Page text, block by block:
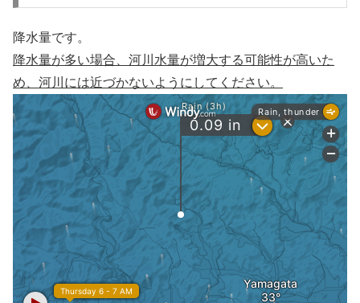
降水量です。
降水量が多い場合、河川水量が増大する可能性が高いた
め、河川には近づかないようにしてください。